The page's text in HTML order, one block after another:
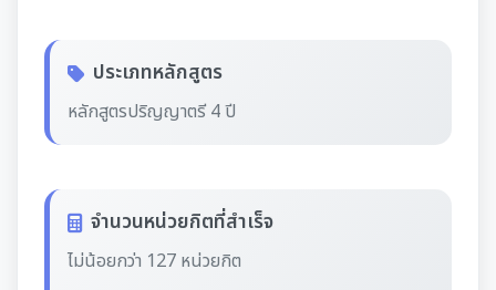
ประเภทหลักสูตร
หลักสูตรปริญญาตรี 4 ปี
จำนวนหน่วยกิตที่สำเร็จ
ไม่น้อยกว่า 127 หน่วยกิต